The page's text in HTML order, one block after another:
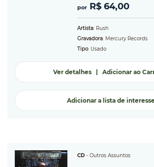
por R$ 64,00
Artista: Rush
Gravadora: Mercury Records
Tipo: Usado
Ver detalhes| Adicionar ao
Adicionar a lista de
CD - Outros Assuntos